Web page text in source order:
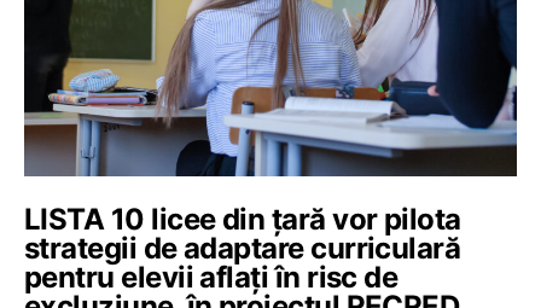
LISTA 10 licee din țară vor pilota
strategii de adaptare curriculară
pentru elevii aflați în risc de